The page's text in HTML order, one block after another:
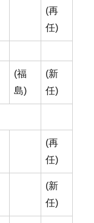
(再
任)
(福
島)
(新
任)
(再
任)
(新
任)